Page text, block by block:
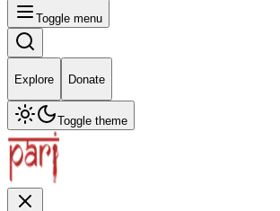
Toggle menu
Explore Donate
Toggle theme